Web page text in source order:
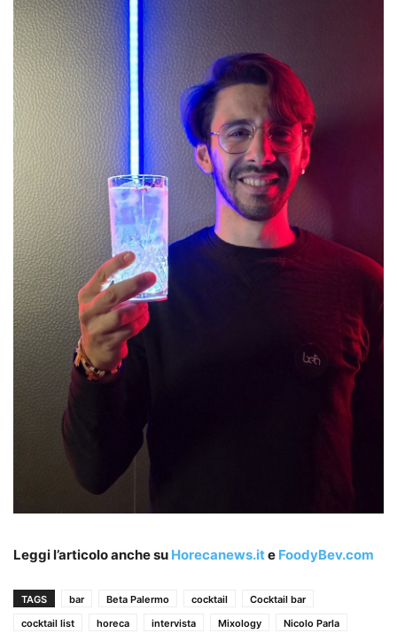
Leggi l’articolo anche su Horecanews.ite FoodyBev.com
TAGS bar Beta Palermo cocktail
Cocktail bar
cocktail list
horeca intervista Mixology Nicolo Parla